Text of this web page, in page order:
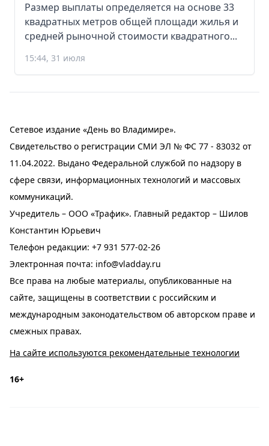
Размер выплаты определяется на основе 33
квадратных метров общей площади жилья и
средней рыночной стоимости квадратного...
15:44, 31 июля
Сетевое издание «День во Владимире».
Свидетельство о регистрации СМИ ЭЛ № ФС 77 - 83032 от
11.04.2022. Выдано Федеральной службой по надзору в
сфере связи, информационных технологий и массовых
коммуникаций.
Учредитель – ООО «Трафик». Главный редактор – Шилов
Константин Юрьевич
Телефон редакции: +7 931 577-02-26
Электронная почта: info@vladday.ru
Все права на любые материалы, опубликованные на
сайте, защищены в соответствии с российским и
международным законодательством об авторском праве и
смежных правах.
На сайте используются рекомендательные технологии
16+